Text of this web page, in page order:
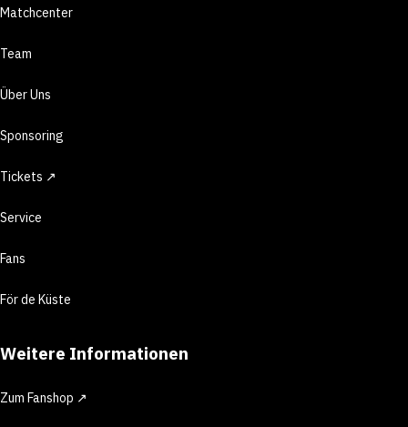
Matchcenter
Team
Über Uns
Sponsoring
Tickets ↗
Service
Fans
För de Küste
Weitere Informationen
Zum Fanshop ↗